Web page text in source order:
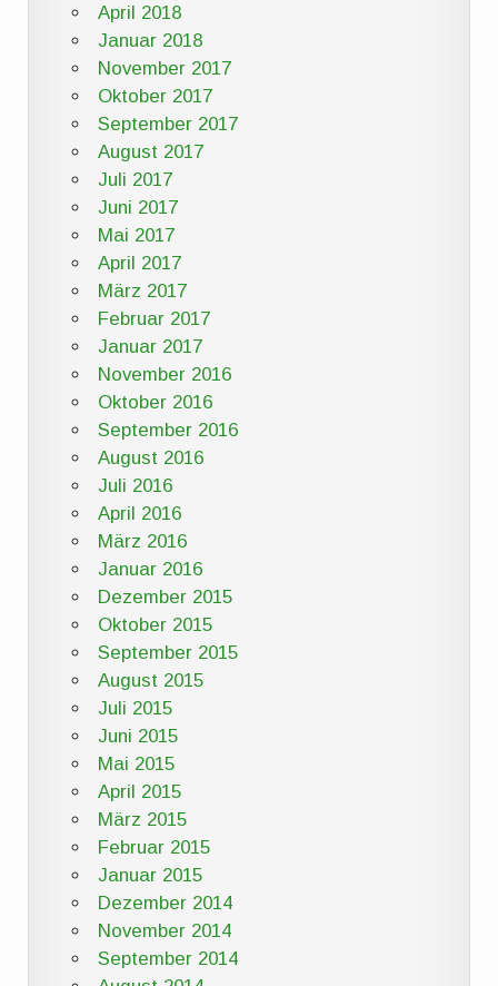
April 2018
Januar 2018
November 2017
Oktober 2017
September 2017
August 2017
Juli 2017
Juni 2017
Mai 2017
April 2017
März 2017
Februar 2017
Januar 2017
November 2016
Oktober 2016
September 2016
August 2016
Juli 2016
April 2016
März 2016
Januar 2016
Dezember 2015
Oktober 2015
September 2015
August 2015
Juli 2015
Juni 2015
Mai 2015
April 2015
März 2015
Februar 2015
Januar 2015
Dezember 2014
November 2014
September 2014